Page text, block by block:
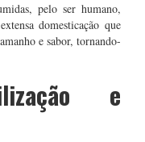
pelo ser humano,
domesticação que
e sabor, tornando-
e